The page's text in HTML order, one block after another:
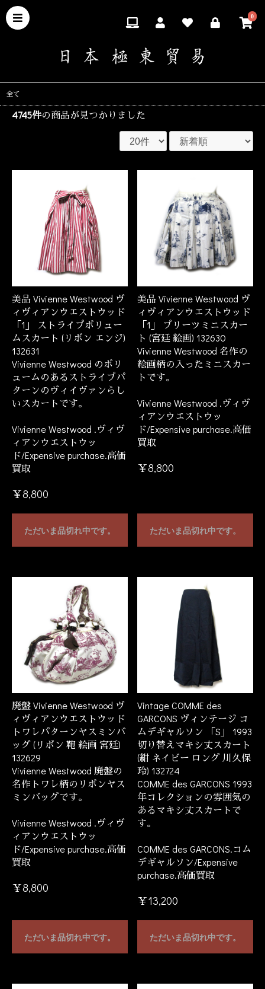
0
全て
4745件の商品が見つかりました
美品 Vivienne Westwood ヴ
ィヴィアンウエストウッド
「1」 ストライプボリュー
ムスカート (リボン エンジ)
132631
Vivienne Westwood のボリ
ュームのあるストライプパ
ターンのヴィイヴァンらし
いスカートです。
Vivienne Westwood .ヴィヴ
ィアンウエストウッ
ド/Expensive purchase.高価
買取
￥8,800
ただいま品切れ中です。
美品 Vivienne Westwood ヴ
ィヴィアンウエストウッド
「1」 プリーツミニスカー
ト (宮廷 絵画) 132630
Vivienne Westwood 名作の
絵画柄の入ったミニスカー
トです。
Vivienne Westwood .ヴィヴ
ィアンウエストウッ
ド/Expensive purchase.高価
買取
￥8,800
ただいま品切れ中です。
廃盤 Vivienne Westwood ヴ
ィヴィアンウエストウッド
トワレパターンヤスミンバ
ッグ (リボン 鞄 絵画 宮廷)
132629
Vivienne Westwood 廃盤の
名作トワレ柄のリボンヤス
ミンバッグです。
Vivienne Westwood .ヴィヴ
ィアンウエストウッ
ド/Expensive purchase.高価
買取
￥8,800
ただいま品切れ中です。
Vintage COMME des
GARCONS ヴィンテージ コ
ムデギャルソン 「S」 1993
切り替えマキシ丈スカート
(紺 ネイビー ロング 川久保
玲) 132724
COMME des GARCONS 1993
年コレクションの雰囲気の
あるマキシ丈スカートで
す。
COMME des GARCONS.コム
デギャルソン/Expensive
purchase.高価買取
￥13,200
ただいま品切れ中です。